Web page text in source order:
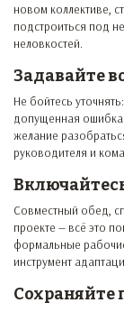
новом коллективе,
подстроиться под
неловкостей.
Задавайте
Не бойтесь
допущенная
желание
руководителя и
Совместный обед,
проекте — всё это
формальные
инструмент
Сохраняйте